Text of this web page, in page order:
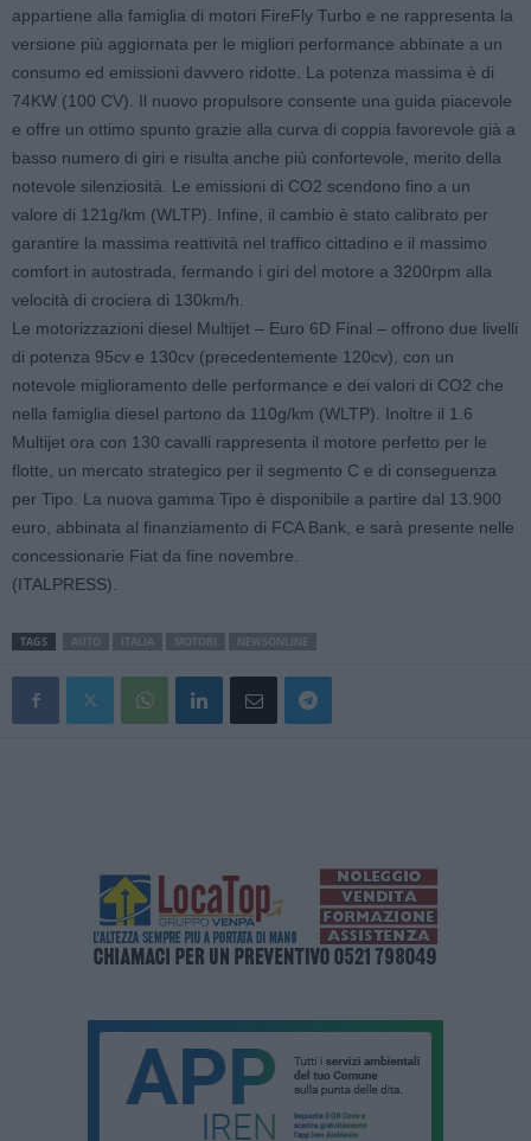
appartiene alla famiglia di motori FireFly Turbo e ne rappresenta la
versione più aggiornata per le migliori performance abbinate a un
consumo ed emissioni davvero ridotte. La potenza massima è di
74KW (100 CV). Il nuovo propulsore consente una guida piacevole
e offre un ottimo spunto grazie alla curva di coppia favorevole già a
basso numero di giri e risulta anche più confortevole, merito della
notevole silenziosità. Le emissioni di CO2 scendono fino a un
valore di 121g/km (WLTP). Infine, il cambio è stato calibrato per
garantire la massima reattività nel traffico cittadino e il massimo
comfort in autostrada, fermando i giri del motore a 3200rpm alla
velocità di crociera di 130km/h.
Le motorizzazioni diesel Multijet – Euro 6D Final – offrono due livelli
di potenza 95cv e 130cv (precedentemente 120cv), con un
notevole miglioramento delle performance e dei valori di CO2 che
nella famiglia diesel partono da 110g/km (WLTP). Inoltre il 1.6
Multijet ora con 130 cavalli rappresenta il motore perfetto per le
flotte, un mercato strategico per il segmento C e di conseguenza
per Tipo. La nuova gamma Tipo è disponibile a partire dal 13.900
euro, abbinata al finanziamento di FCA Bank, e sarà presente nelle
concessionarie Fiat da fine novembre.
(ITALPRESS).
TAGS